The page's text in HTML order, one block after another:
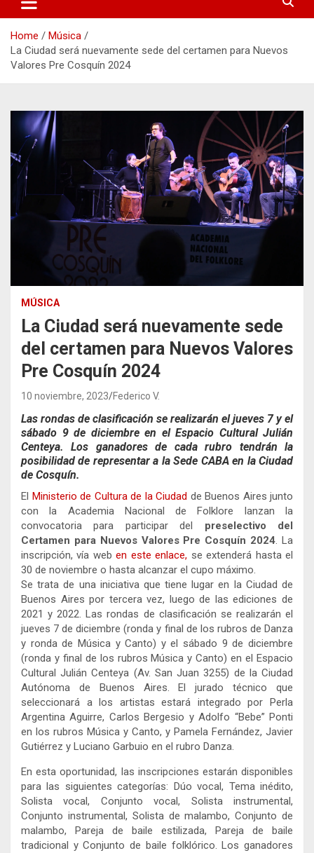
Home
Música
La Ciudad será nuevamente sede del certamen para Nuevos
Valores Pre Cosquín 2024
MÚSICA
La Ciudad será nuevamente sede
del certamen para Nuevos Valores
Pre Cosquín 2024
10 noviembre, 2023 Federico V.
Las rondas de clasificación se realizarán el jueves 7 y el
sábado 9 de diciembre en el Espacio Cultural Julián
Centeya. Los ganadores de cada rubro tendrán la
posibilidad de representar a la Sede CABA en la Ciudad
de Cosquín.
El Ministerio de Cultura de la Ciudad de Buenos Aires junto
con la Academia Nacional de Folklore lanzan la
convocatoria para participar del preselectivo del
Certamen para Nuevos Valores Pre Cosquín 2024. La
inscripción, vía weben este enlace, se extenderá hasta el
30 de noviembre o hasta alcanzar el cupo máximo.
Se trata de una iniciativa que tiene lugar en la Ciudad de
Buenos Aires por tercera vez, luego de las ediciones de
2021 y 2022. Las rondas de clasificación se realizarán el
jueves 7 de diciembre (ronda y final de los rubros de Danza
y ronda de Música y Canto) y el sábado 9 de diciembre
(ronda y final de los rubros Música y Canto) en el Espacio
Cultural Julián Centeya (Av. San Juan 3255) de la Ciudad
Autónoma de Buenos Aires. El jurado técnico que
seleccionará a los artistas estará integrado por Perla
Argentina Aguirre, Carlos Bergesio y Adolfo “Bebe” Ponti
en los rubros Música y Canto, y Pamela Fernández, Javier
Gutiérrez y Luciano Garbuio en el rubro Danza.
En esta oportunidad, las inscripciones estarán disponibles
para las siguientes categorías: Dúo vocal, Tema inédito,
Solista vocal, Conjunto vocal, Solista instrumental,
Conjunto instrumental, Solista de malambo, Conjunto de
malambo, Pareja de baile estilizada, Pareja de baile
tradicional y Conjunto de baile folklórico. Los ganadores